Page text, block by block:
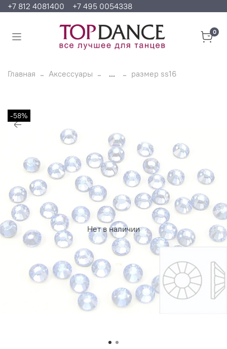
+7 812 4081400 +7 495 0054338
0
Главная Аксессуары ... размер ss16
Нет в наличии
-58%